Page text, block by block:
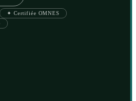
✦ Certifiée OMNES